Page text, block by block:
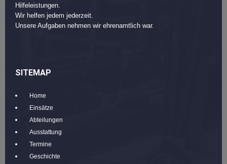
Hilfeleistungen.
Wir helfen jedem jederzeit.
Unsere Aufgaben nehmen wir ehrenamtlich war.
SITEMAP
Home
Einsätze
Abteilungen
Ausstattung
Termine
Geschichte